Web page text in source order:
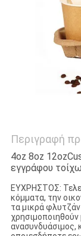
Περιγραφή
4oz 8oz
εγγράφου
ΕΥΧΡΗΣΤΟΣ:
κόμματα, την
τα μικρά
χρησιμοποιηθούν
ανασυνδυάσιμος,